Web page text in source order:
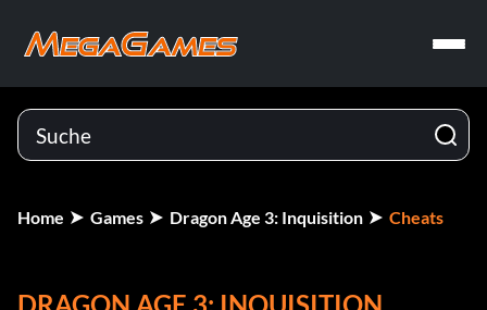
Home Games Dragon Age 3: Inquisition Cheats